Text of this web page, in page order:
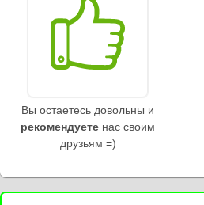
Вы остаетесь довольны и
рекомендуете нас своим
друзьям =)